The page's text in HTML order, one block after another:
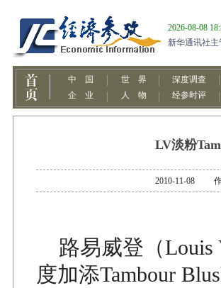
LV淡粉
2010-11-08
路易威登（Louis
度加添Tambour